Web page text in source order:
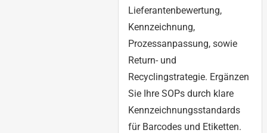
Lieferantenbewertung,
Kennzeichnung,
Prozessanpassung, sowie
Return- und
Recyclingstrategie. Ergänzen
Sie Ihre SOPs durch klare
Kennzeichnungsstandards
für Barcodes und Etiketten.